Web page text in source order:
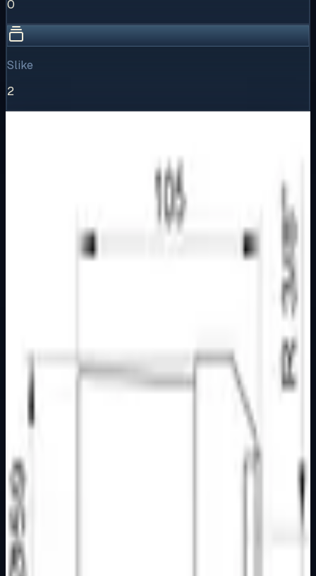
0
Slike
2
Puni prikaz
Kliknite za detaljniji pregled slike
Horizontalni pregled svih dostupnih vizuala proizvoda.
Osnovne informacije
Brend
Podkategorija
Način prikaza
Prezentacijski prikaz bez cijena, košarice, zaliha i
kupovine.
Kratak pregled